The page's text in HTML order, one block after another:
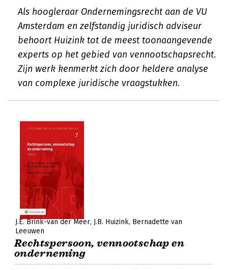
Als hoogleraar Ondernemingsrecht aan de VU
Amsterdam en zelfstandig juridisch adviseur
behoort Huizink tot de meest toonaangevende
experts op het gebied van vennootschapsrecht.
Zijn werk kenmerkt zich door heldere analyse
van complexe juridische vraagstukken.
J.E. Brink-van der Meer J.B. Huizink Bernadette van
Leeuwen
Rechtspersoon, vennootschap en
onderneming